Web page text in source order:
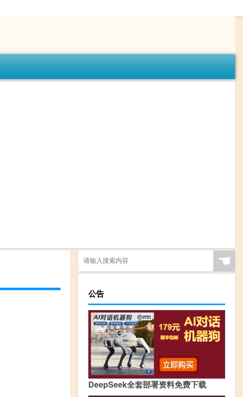
☚
公告
DeepSeek全套部署资料免费下载